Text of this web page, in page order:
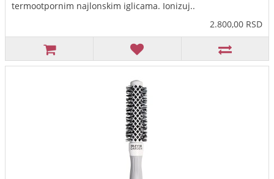
termootpornim najlonskim iglicama. Ionizuj..
2.800,00 RSD